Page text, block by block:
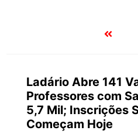
Ladário Abre 141
Professores com
5,7 Mil; Inscrições
Começam Hoje